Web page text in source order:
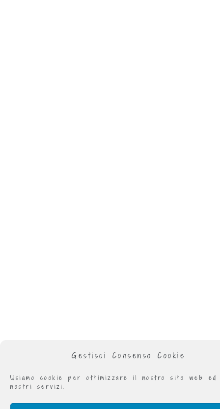
Gestisci Consenso Cookie
Usiamo cookie per ottimizzare il nostro sito web
nostri servizi.